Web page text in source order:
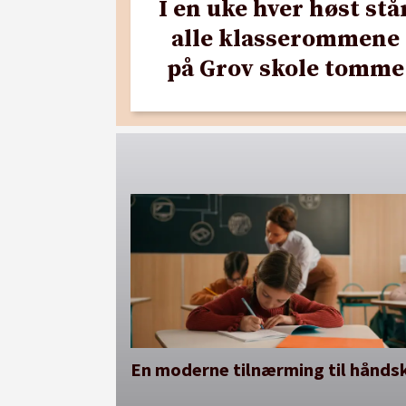
I en uke hver høst
alle klasserommene
på Grov skole tomme
En moderne tilnærming til